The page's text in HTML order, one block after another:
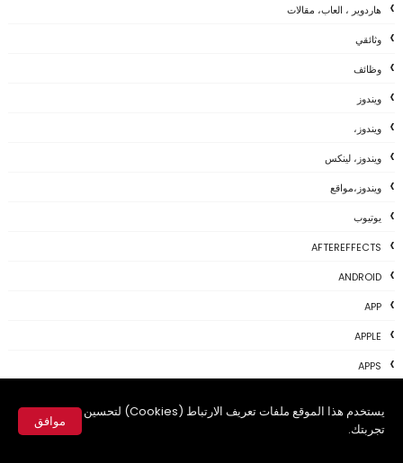
يستخدم هذا الموقع ملفات تعريف الارتباط (Cookies) لتحسين
تجربتك.
موافق
هاردوير ، العاب، مقالات
وثائقي
وظائف
ويندوز
ويندوز،
ويندوز، لينكس
ويندوز،مواقع
يوتيوب
AFTEREFFECTS
ANDROID
APP
APPLE
APPS
BLOGGER